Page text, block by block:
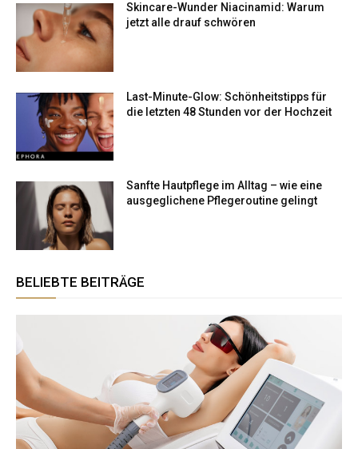
Skincare-Wunder Niacinamid: Warum
jetzt alle drauf schwören
Last-Minute-Glow: Schönheitstipps für
die letzten 48 Stunden vor der Hochzeit
Sanfte Hautpflege im Alltag – wie eine
ausgeglichene Pflegeroutine gelingt
BELIEBTE BEITRÄGE